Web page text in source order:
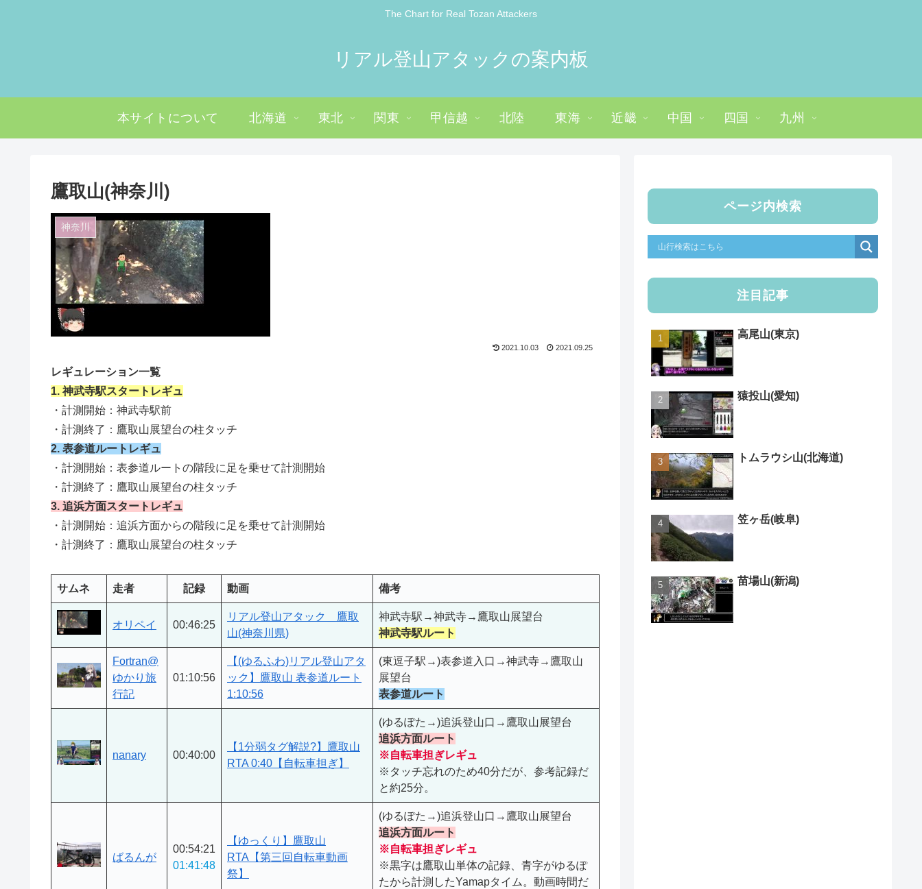
The Chart for Real Tozan Attackers
リアル登山アタックの案内板
本サイトについて 北海道 東北 関東 甲信越 北陸 東海 近畿 中国 四国 九州
鷹取山(神奈川)
神奈川
2021.10.03 2021.09.25
レギュレーション一覧
1. 神武寺駅スタートレギュ
・計測開始：神武寺駅前
・計測終了：鷹取山展望台の柱タッチ
2. 表参道ルートレギュ
・計測開始：表参道ルートの階段に足を乗せて計測開始
・計測終了：鷹取山展望台の柱タッチ
3. 追浜方面スタートレギュ
・計測開始：追浜方面からの階段に足を乗せて計測開始
・計測終了：鷹取山展望台の柱タッチ
サムネ 走者 記録 動画 備考
オリペイ 00:46:25
リアル登山アタック＿鷹取
山(神奈川県)
神武寺駅→神武寺→鷹取山展望台
神武寺駅ルート
Fortran@
ゆかり旅
行記
01:10:56
【(ゆるふわ)リアル登山アタ
ック】鷹取山 表参道ルート
1:10:56
(東逗子駅→)表参道入口→神武寺→鷹取山
展望台
表参道ルート
nanary 00:40:00
【1分弱タグ解説?】鷹取山
RTA 0:40【自転車担ぎ】
(ゆるぽた→)追浜登山口→鷹取山展望台
追浜方面ルート
※自転車担ぎレギュ
※タッチ忘れのため40分だが、参考記録だ
と約25分。
ばるんが
00:54:21
01:41:48
【ゆっくり】鷹取山
RTA【第三回自転車動画
祭】
(ゆるぽた→)追浜登山口→鷹取山展望台
追浜方面ルート
※自転車担ぎレギュ
※黒字は鷹取山単体の記録、青字がゆるぽ
たから計測したYamapタイム。動画時間だ
ページ内検索
注目記事
高尾山(東京)
猿投山(愛知)
トムラウシ山(北海道)
笠ヶ岳(岐阜)
苗場山(新潟)